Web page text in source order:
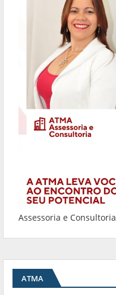
Assessoria e Consultoria
ATMA